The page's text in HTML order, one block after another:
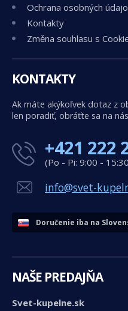
Ochrana osobných
Kontakty
Změna souhlasu s
KONTAKTY
Ak máte akýkoľvek dotaz z
len poradiť, obráťte sa na
+421 222
(Po - Pi: 9:00 -
info@svet-
Doručenie iba na
NAŠE PREDAJŇA
Svet-kupelne.sk